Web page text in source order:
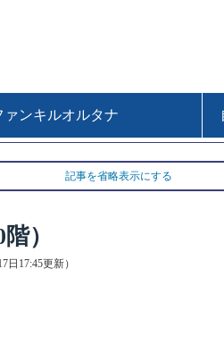
ァンキルオルタナ
記事を省略表示にする
）
日17:45更新）